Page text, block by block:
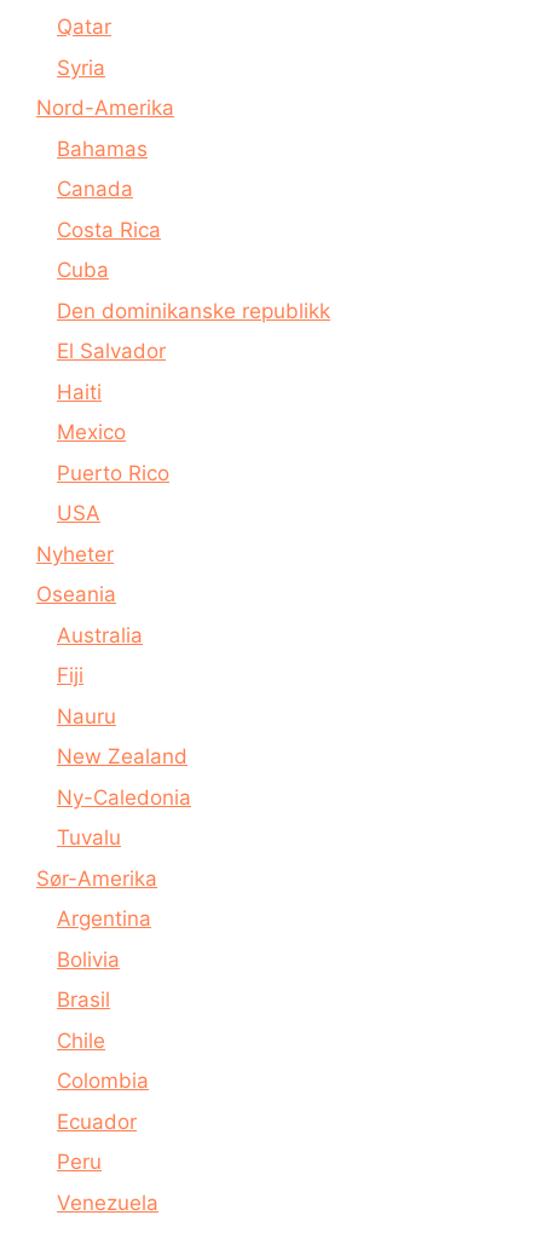
Qatar
Syria
Nord-Amerika
Bahamas
Canada
Costa Rica
Cuba
Den dominikanske republikk
El Salvador
Haiti
Mexico
Puerto Rico
USA
Nyheter
Oseania
Australia
Fiji
Nauru
New Zealand
Ny-Caledonia
Tuvalu
Sør-Amerika
Argentina
Bolivia
Brasil
Chile
Colombia
Ecuador
Peru
Venezuela